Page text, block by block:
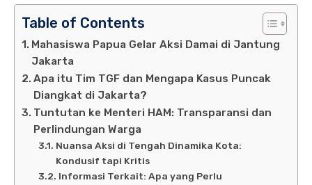
Table of Contents
Mahasiswa Papua Gelar Aksi Damai di Jantung
Jakarta
Apa itu Tim TGF dan Mengapa Kasus Puncak
Diangkat di Jakarta?
Tuntutan ke Menteri HAM: Transparansi dan
Perlindungan Warga
Nuansa Aksi di Tengah Dinamika Kota:
Kondusif tapi Kritis
Informasi Terkait: Apa yang Perlu